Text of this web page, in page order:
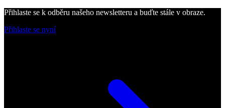
Přihlaste se k odběru našeho newsletteru a buďte stále v obraze.
Přihlaste se nyní